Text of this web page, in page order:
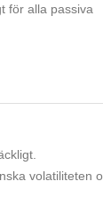
för alla passiva
volatiliteten